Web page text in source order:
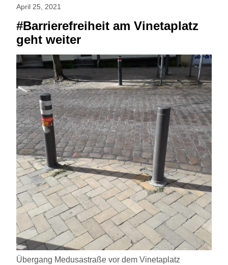
April 25, 2021
#Barrierefreiheit am Vinetaplatz
geht weiter
Übergang Medusastraße vor dem Vinetaplatz